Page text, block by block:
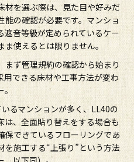
材を選ぶ際は、見た目や好みだ
能の確認が必要です。マンショ
遮音等級が定められているケー
使えるとは限りません。
まず管理規約の確認から始まり
用できる床材や工事方法が変わ
。
るマンションが多く、LL40の
は、全面貼り替えをする場合も
保できているフローリングであ
を施工する“上張り”という方法